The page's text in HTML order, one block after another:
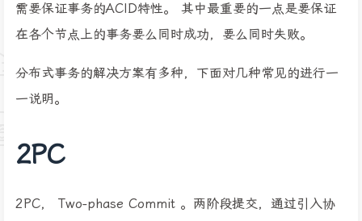
需要保证事务的ACID特性。 其中最重要的一点是要保证
在各个节点上的事务要么同时成功，要么同时失败。
分布式事务的解决方案有多种，下面对几种常见的进行一
一说明。
2PC
2PC， Two-phase Commit 。两阶段提交，通过引入协